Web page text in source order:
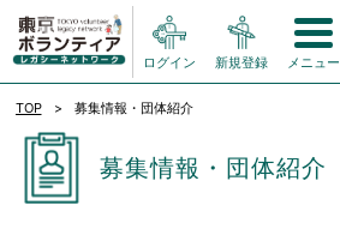
ログイン 新規登録 メニュー
TOP 募集情報・団体紹介
募集情報・団体紹介